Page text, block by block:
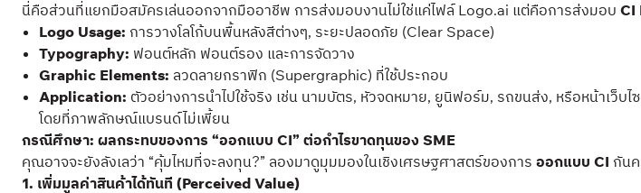
นี่คือส่วนที่แยกมือสมัครเล่นออกจากมืออาชีพ การส่งมอบงานไม่ใช่แค่ไฟล์ Logo.ai แต่คือการส่งมอบ CI
Logo Usage: การวางโลโก้บนพื้นหลังสีต่างๆ, ระยะปลอดภัย (Clear Space)
Typography: ฟอนต์หลัก ฟอนต์รอง และการจัดวาง
Graphic Elements: ลวดลายกราฟิก (Supergraphic) ที่ใช้ประกอบ
Application: ตัวอย่างการนำไปใช้จริง เช่น นามบัตร, หัวจดหมาย, ยูนิฟอร์ม, รถขนส่ง, หรือหน้าเว็บ
โดยที่ภาพลักษณ์แบรนด์ไม่เพี้ยน
กรณีศึกษา: ผลกระทบของการ “ออกแบบ CI” ต่อกำไรขาดทุนของ SME
คุณอาจจะยังลังเลว่า “คุ้มไหมที่จะลงทุน?” ลองมาดูมุมมองในเชิงเศรษฐศาสตร์ของการ ออกแบบ CI กัน
1. เพิ่มมูลค่าสินค้าได้ทันที (Perceived Value)